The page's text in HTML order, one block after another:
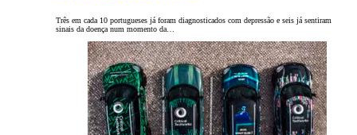
Três em cada 10 portugueses já foram diagnosticados com depressão e seis já sentiram
sinais da doença num momento da…